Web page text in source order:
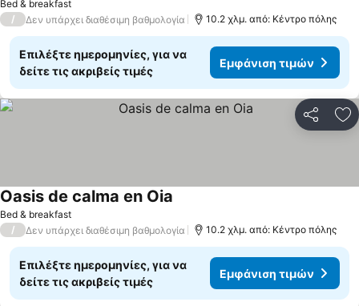
Bed & breakfast
/ Δεν υπάρχει διαθέσιμη βαθμολογία 10.2 χλμ. από: Κέντρο πόλης
Επιλέξτε ημερομηνίες, για να
δείτε τις ακριβείς τιμές
Εμφάνιση τιμών
Bed & breakfast
Oasis de calma en Oia
/ Δεν υπάρχει διαθέσιμη βαθμολογία 10.2 χλμ. από: Κέντρο πόλης
Επιλέξτε ημερομηνίες, για να
δείτε τις ακριβείς τιμές
Εμφάνιση τιμών